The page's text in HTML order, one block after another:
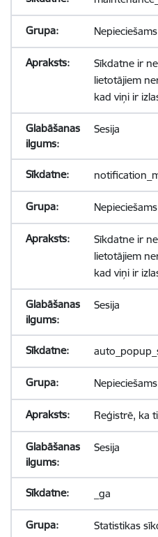
Nepieciešams
Sīkdatne ir
lietotājiem
kad viņi ir
Sesija
Nepieciešams
Sīkdatne ir
lietotājiem
kad viņi ir
Sesija
Nepieciešams
Reģistrē, ka
Sesija
_ga
Statistikas